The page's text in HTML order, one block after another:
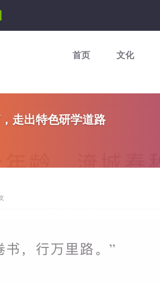
首页 文化
走出特色研学道路